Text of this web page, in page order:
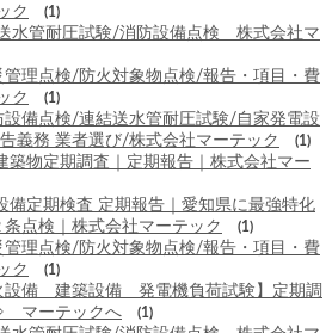
ク
(1)
水管耐圧試験/消防設備点検 株式会社マ
理点検/防火対象物点検/報告・項目・費
ク
(1)
備点検/連結送水管耐圧試験/自家発電設
義務 業者選び/株式会社マーテック
(1)
築物定期調査｜定期報告｜株式会社マー
備定期検査 定期報告｜愛知県に最強特化
条点検｜株式会社マーテック
(1)
理点検/防火対象物点検/報告・項目・費
ク
(1)
設備 建築設備 発電機負荷試験】定期調
マーテックへ
(1)